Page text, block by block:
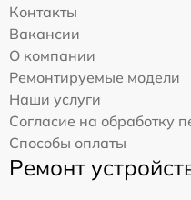
Контакты
Вакансии
О компании
Ремонтируемые модели
Наши услуги
Согласие на обработку
Способы оплаты
Ремонт